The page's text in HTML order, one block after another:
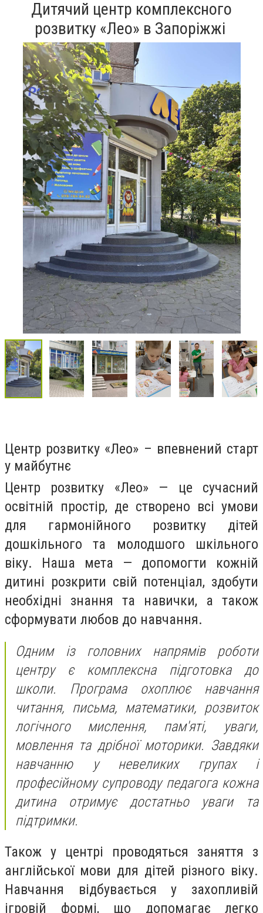
Дитячий центр комплексного
розвитку «Лео» в Запоріжжі
Центр розвитку «Лео» – впевнений старт
у майбутнє
Центр розвитку «Лео» — це сучасний
освітній простір, де створено всі умови
для гармонійного розвитку дітей
дошкільного та молодшого шкільного
віку. Наша мета — допомогти кожній
дитині розкрити свій потенціал, здобути
необхідні знання та навички, а також
сформувати любов до навчання.
Одним із головних напрямів роботи
центру є комплексна підготовка до
школи. Програма охоплює навчання
читання, письма, математики, розвиток
логічного мислення, пам'яті, уваги,
мовлення та дрібної моторики. Завдяки
навчанню у невеликих групах і
професійному супроводу педагога кожна
дитина отримує достатньо уваги та
підтримки.
Також у центрі проводяться заняття з
англійської мови для дітей різного віку.
Навчання відбувається у захопливій
ігровій формі, що допомагає легко